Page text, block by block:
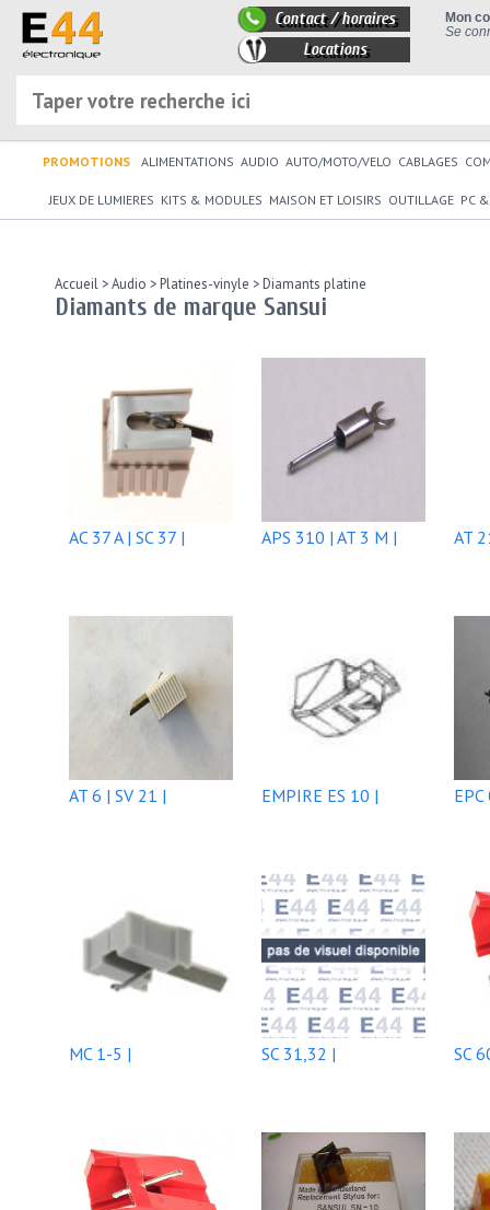
Mon
Se
Contact / horaires
Locations
PROMOTIONS ALIMENTATIONS AUDIO AUTO/MOTO/VELO CABLAGES
JEUX DE LUMIERES KITS & MODULES MAISON ET LOISIRS OUTILLAGE PC
Accueil >Audio >Platines-vinyle >Diamants platine
Diamants de marque Sansui
AC 37 A | SC 37 | APS 310 | AT 3 M | AT
AT 6 | SV 21 | EMPIRE ES 10 |
MC 1-5 | SC 31,32 | SC